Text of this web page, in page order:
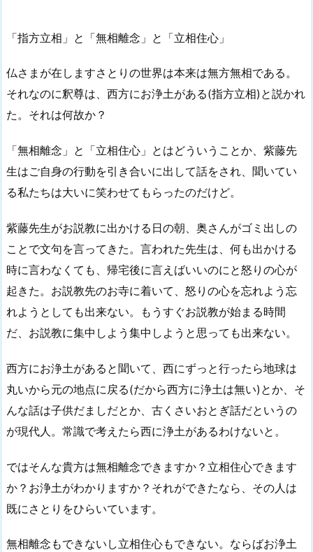
「指方立相」と「無相離念」と「立相住心」
仏さまが在しますさとりの世界は本来は無方無相である。
それなのに釈尊は、西方にお浄土がある(指方立相)と説かれ
た。それは何故か？
「無相離念」と「立相住心」とはどういうことか、紫藤先
生はご自身の行動を引き合いに出して話をされ、聞いてい
る私たちは大いに笑わせてもらったのだけど。
紫藤先生がお説教に出かける日の朝、奥さんがゴミ出しの
ことで文句を言ってきた。言われた先生は、何も出かける
時に言わなくても、帰宅後に言えばいいのにと怒りの心が
起きた。お説教先のお寺に着いて、怒りの心を忘れよう忘
れようとしても出来ない。もうすぐお説教が始まる時間
だ、お説教に集中しよう集中しようと思っても出来ない。
西方にお浄土があると聞いて、西にずっと行ったら地球は
丸いから元の地点に戻る(だから西方に浄土は無い)とか、そ
んな話は子供だましだとか、古くさいおとぎ話だというの
が現代人。常識で考えたら西に浄土があるわけないと。
ではそんな貴方は無相離念できますか？立相住心できます
か？お浄土がわかりますか？それができたなら、その人は
既にさとりをひらいています。
無相離念もできないし立相住心もできない。ならばお浄土